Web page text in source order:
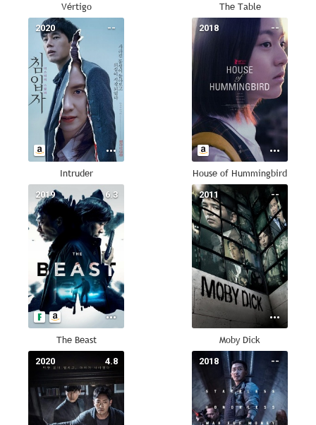
Vértigo The Table
--
2020
Intruder
--
2018
House of Hummingbird
6.3
2019
The Beast
--
2011
Moby Dick
4.8
2020 --
2018